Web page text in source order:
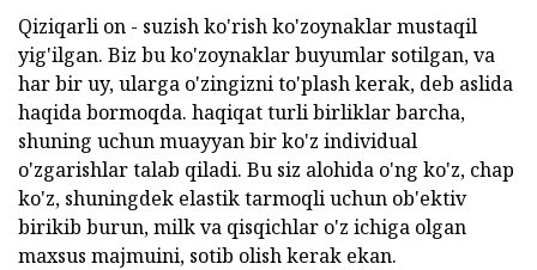
Qiziqarli on - suzish ko'rish ko'zoynaklar mustaqil
yig'ilgan. Biz bu ko'zoynaklar buyumlar sotilgan, va
har bir uy, ularga o'zingizni to'plash kerak, deb aslida
haqida bormoqda. haqiqat turli birliklar barcha,
shuning uchun muayyan bir ko'z individual
o'zgarishlar talab qiladi. Bu siz alohida o'ng ko'z, chap
ko'z, shuningdek elastik tarmoqli uchun ob'ektiv
birikib burun, milk va qisqichlar o'z ichiga olgan
maxsus majmuini, sotib olish kerak ekan.